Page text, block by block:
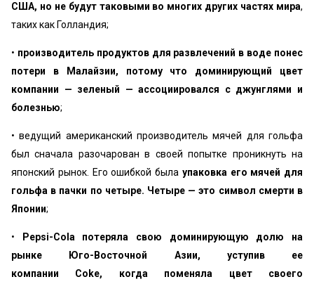
США, но не будут таковыми во многих других частях мира,
таких как Голландия;
• производитель продуктов для развлечений в воде понес
поте­ри в Малайзии, потому что доминирующий цвет
компании — зеле­ный — ассоциировался с джунглями и
болезнью;
• ведущий американский производитель мячей для гольфа
был сначала разочарован в своей попытке проникнуть на
японский ры­нок. Его ошибкой была упаковка его мячей для
гольфа в пачки по четыре. Четыре — это символ смерти в
Японии;
•
Pepsi-Cola потеряла свою доминирующую долю на
рынке Юго-Восточной Азии, уступив ее
компании Coke, когда поменяла цвет своего